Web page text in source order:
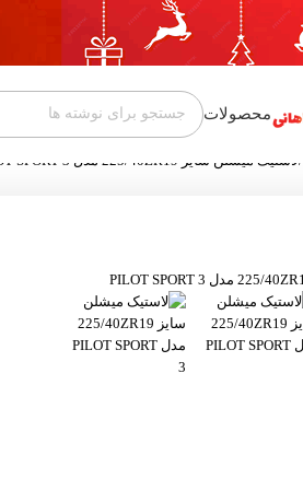
محصولات
لاستیک میشلن سایز 225/40ZR19 مدل PILOT SPORT 3